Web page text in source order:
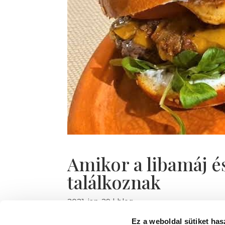
Ez a weboldal sütiket
Amikor a libamáj
találkoznak
2021-jan-29 | blog